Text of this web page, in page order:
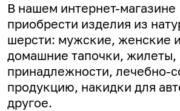
В нашем интернет-
приобрести изделия из
шерсти: мужские, женские
домашние тапочки, жилеты,
принадлежности, лечебно-
продукцию, накидки для
другое.